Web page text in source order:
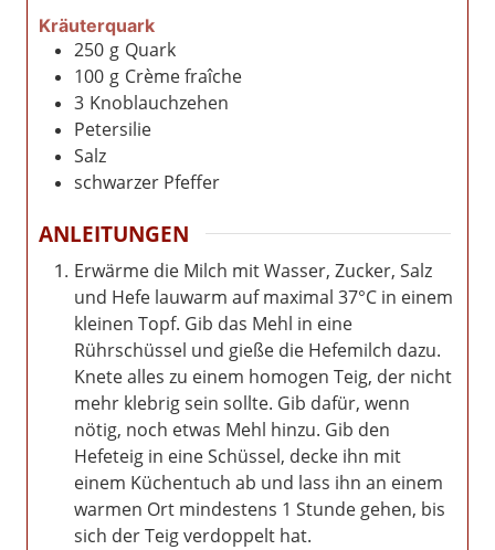
Kräuterquark
250 g Quark
100 g Crème fraîche
3 Knoblauchzehen
Petersilie
Salz
schwarzer Pfeffer
ANLEITUNGEN
Erwärme die Milch mit Wasser, Zucker, Salz
und Hefe lauwarm auf maximal 37°C in einem
kleinen Topf. Gib das Mehl in eine
Rührschüssel und gieße die Hefemilch dazu.
Knete alles zu einem homogen Teig, der nicht
mehr klebrig sein sollte. Gib dafür, wenn
nötig, noch etwas Mehl hinzu. Gib den
Hefeteig in eine Schüssel, decke ihn mit
einem Küchentuch ab und lass ihn an einem
warmen Ort mindestens 1 Stunde gehen, bis
sich der Teig verdoppelt hat.